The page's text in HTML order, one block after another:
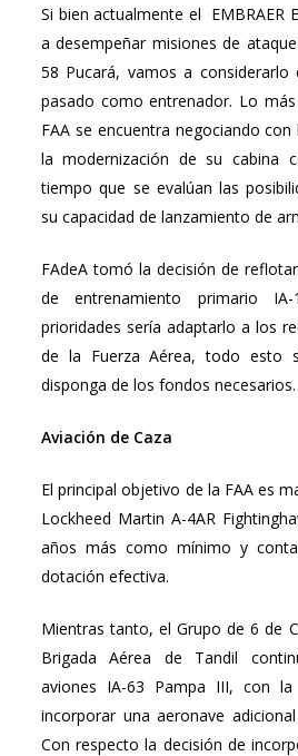
Si bien actualmente el EMBRAER
a desempeñar misiones de
58 Pucará, vamos a
pasado como entrenador. Lo
FAA se encuentra negociando con
la modernización de su cabina
tiempo que se evalúan las
su capacidad de lanzamiento de
FAdeA tomó la decisión de
de entrenamiento primario
prioridades sería adaptarlo a los
de la Fuerza Aérea, todo esto
disponga de los fondos necesarios.
Aviación de Caza
El principal objetivo de la FAA es
Lockheed Martin A-4AR
años más como mínimo y
dotación efectiva.
Mientras tanto, el Grupo de 6 de
Brigada Aérea de Tandil
aviones IA-63 Pampa III, con
incorporar una aeronave
Con respecto la decisión de